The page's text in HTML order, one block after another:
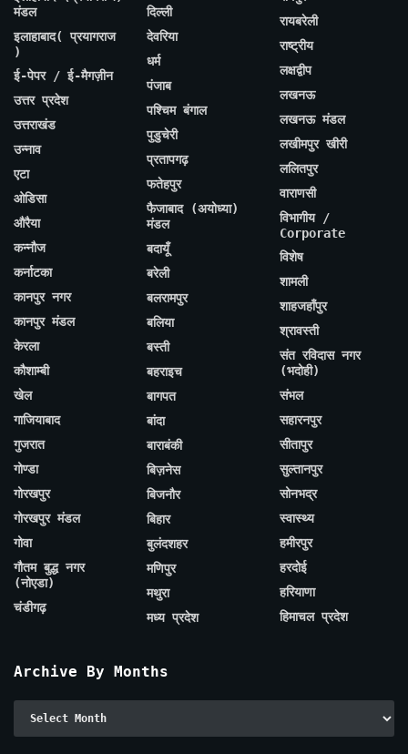
मंडल
इलाहाबाद( प्रयागराज
)
ई-पेपर / ई-मैगज़ीन
उत्तर प्रदेश
उत्तराखंड
उन्नाव
एटा
ओडिसा
औरैया
कन्नौज
कर्नाटका
कानपुर नगर
कानपुर मंडल
केरला
कौशाम्बी
खेल
गाजियाबाद
गुजरात
गोण्डा
गोरखपुर
गोरखपुर मंडल
गोवा
गौतम बुद्ध नगर
(नोएडा)
चंडीगढ़
दिल्ली
देवरिया
धर्म
पंजाब
पश्चिम बंगाल
पुडुचेरी
प्रतापगढ़
फतेहपुर
फैजाबाद (अयोध्या)
मंडल
बदायूँ
बरेली
बलरामपुर
बलिया
बस्ती
बहराइच
बागपत
बांदा
बाराबंकी
बिज़नेस
बिजनौर
बिहार
बुलंदशहर
मणिपुर
मथुरा
मध्य प्रदेश
रायबरेली
राष्ट्रीय
लक्षद्वीप
लखनऊ
लखनऊ मंडल
लखीमपुर खीरी
ललितपुर
वाराणसी
विभागीय /
Corporate
विशेष
शामली
शाहजहाँपुर
श्रावस्ती
संत रविदास नगर
(भदोही)
संभल
सहारनपुर
सीतापुर
सुल्तानपुर
सोनभद्र
स्वास्थ्य
हमीरपुर
हरदोई
हरियाणा
हिमाचल प्रदेश
Archive By Months